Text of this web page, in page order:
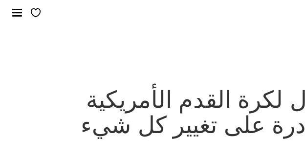
القدم الأمريكية
على تغيير كل شيء